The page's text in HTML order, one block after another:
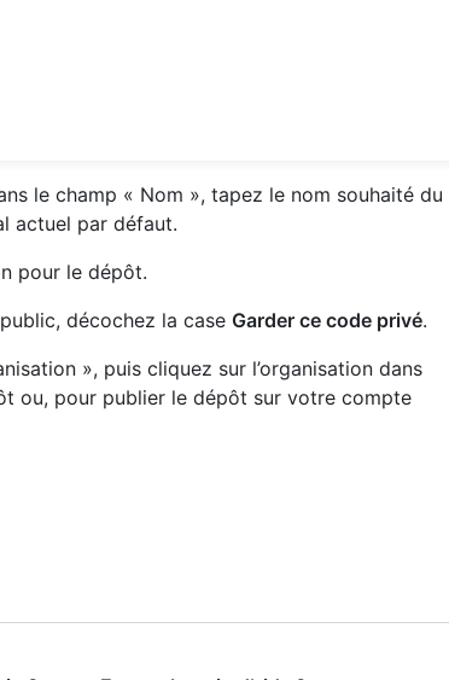
le champ « Nom », tapez le nom souhaité du
actuel par défaut.
pour le dépôt.
décochez la case Garder ce code privé.
», puis cliquez sur l’organisation dans
ou, pour publier le dépôt sur votre compte